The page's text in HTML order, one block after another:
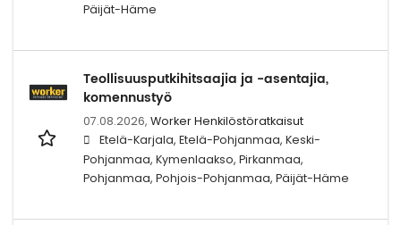
Päijät-Häme
Teollisuusputkihitsaajia ja -asentajia,
komennustyö
07.08.2026, Worker Henkilöstöratkaisut
Etelä-Karjala, Etelä-Pohjanmaa, Keski-
Pohjanmaa, Kymenlaakso, Pirkanmaa,
Pohjanmaa, Pohjois-Pohjanmaa, Päijät-Häme